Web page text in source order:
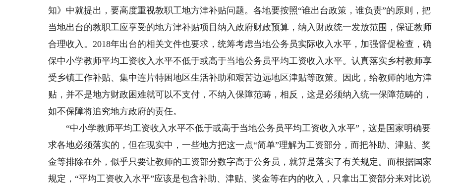
知》中就提出，要高度重视教职工地方津补贴问题。各地要按照“谁出台政策，谁负责”的原则，把
当地出台的教职工应享受的地方津补贴项目纳入政府财政预算，纳入财政统一发放范围，保证教师
合理收入。2018年出台的相关文件也要求，统筹考虑当地公务员实际收入水平，加强督促检查，确
保中小学教师平均工资收入水平不低于或高于当地公务员平均工资收入水平。认真落实乡村教师享
受乡镇工作补贴、集中连片特困地区生活补助和艰苦边远地区津贴等政策。因此，给教师的地方津
贴，并不是地方财政困难就可以不支付，不纳入保障范畴，相反，这是必须纳入统一保障范畴的，
如不保障将追究地方政府的责任。
“中小学教师平均工资收入水平不低于或高于当地公务员平均工资收入水平”，这是国家明确要
求各地必须落实的，但在现实中，一些地方把这一点“简单”理解为工资部分，而把补助、津贴、奖
金等排除在外，似乎只要让教师的工资部分数字高于公务员，就算是落实了有关规定。而根据国家
规定，“平均工资收入水平”应该是包含补助、津贴、奖金等在内的收入，只拿出工资部分来对比说